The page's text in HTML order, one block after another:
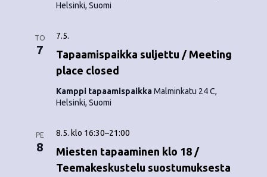
Helsinki, Suomi
TO
7
Tapaamispaikka suljettu / Meeting
place closed
7.5.
Kamppi tapaamispaikkaMalminkatu 24 C,
Helsinki, Suomi
PE
8
Miesten tapaaminen klo 18 /
Teemakeskustelu suostumuksesta
8.5. klo 16:30–21:00